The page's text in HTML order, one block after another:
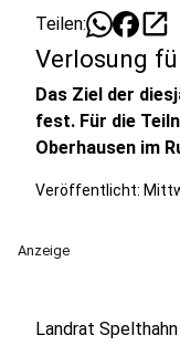
Teilen: open_in_new
Verlosung
Das Ziel der
fest. Für die
Oberhausen im
Veröffentlicht:
Anzeige
Landrat